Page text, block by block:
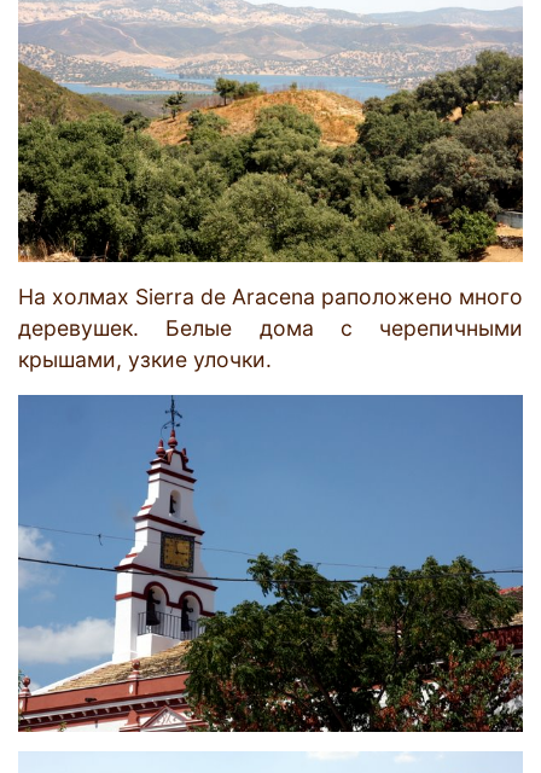
На холмах Sierra de Aracena раположено много
деревушек. Белые дома с черепичными
крышами, узкие улочки.